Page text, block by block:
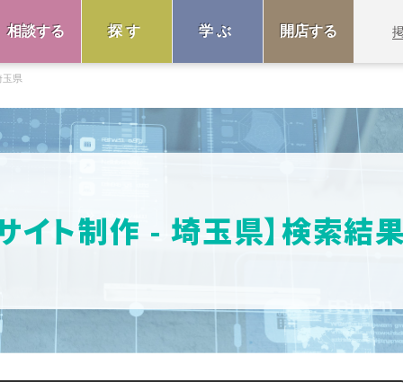
相談する 探す 学ぶ 開店する
玉県
イト制作 - 埼玉県】検索結